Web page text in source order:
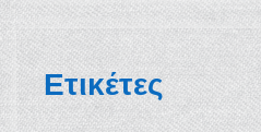
Ετικέτες